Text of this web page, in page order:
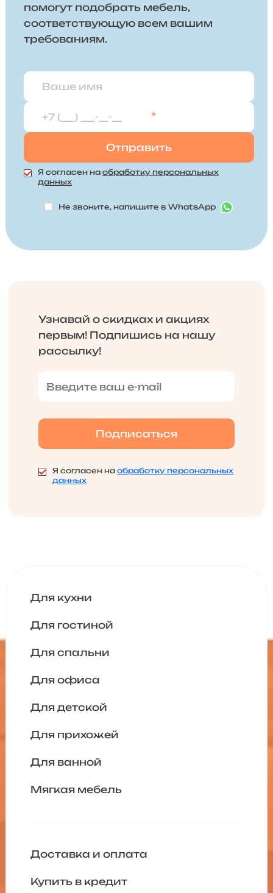
помогут подобрать мебель,
соответствующую всем вашим
требованиям.
*
Я согласен на обработку персональных
данных
Не звоните, напишите в WhatsApp
Узнавай о скидках и акциях
первым! Подпишись на нашу
рассылку!
Я согласен наобработку персональных
данных
Для кухни
Для гостиной
Для спальни
Для офиса
Для детской
Для прихожей
Для ванной
Мягкая мебель
Доставка и оплата
Купить в кредит